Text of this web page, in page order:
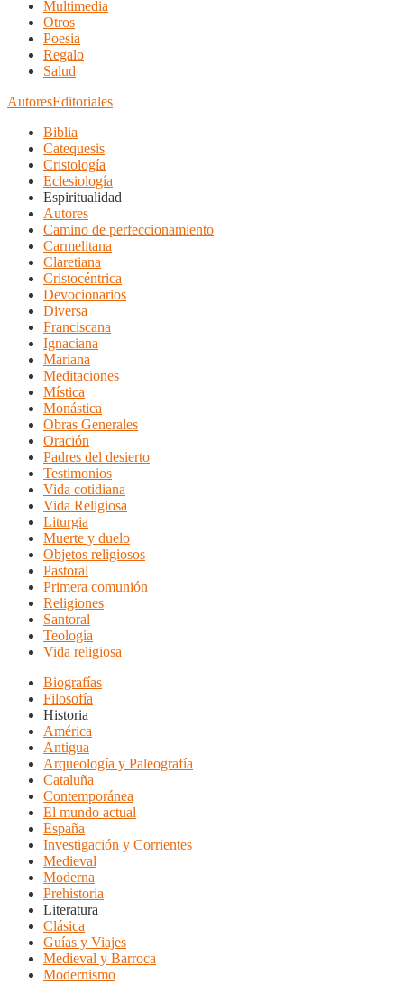
Multimedia
Otros
Poesia
Regalo
Salud
AutoresEditoriales
Biblia
Catequesis
Cristología
Eclesiología
Espiritualidad
Autores
Camino de perfeccionamiento
Carmelitana
Claretiana
Cristocéntrica
Devocionarios
Diversa
Franciscana
Ignaciana
Mariana
Meditaciones
Mística
Monástica
Obras Generales
Oración
Padres del desierto
Testimonios
Vida cotidiana
Vida Religiosa
Liturgia
Muerte y duelo
Objetos religiosos
Pastoral
Primera comunión
Religiones
Santoral
Teología
Vida religiosa
Biografías
Filosofía
Historia
América
Antigua
Arqueología y Paleografía
Cataluña
Contemporánea
El mundo actual
España
Investigación y Corrientes
Medieval
Moderna
Prehistoria
Literatura
Clásica
Guías y Viajes
Medieval y Barroca
Modernismo